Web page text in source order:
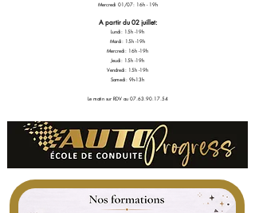
Mercredi 01/07: 16h - 19h
A partir du 02 juillet:
Lundi: 15h -19h
Mardi: 15h -19h
Mercredi: 16h -19h
Jeudi: 15h -19h
Vendredi: 15h -19h
Samedi: 9h-13h
Le matin sur RDV au 07.63.90.17.54